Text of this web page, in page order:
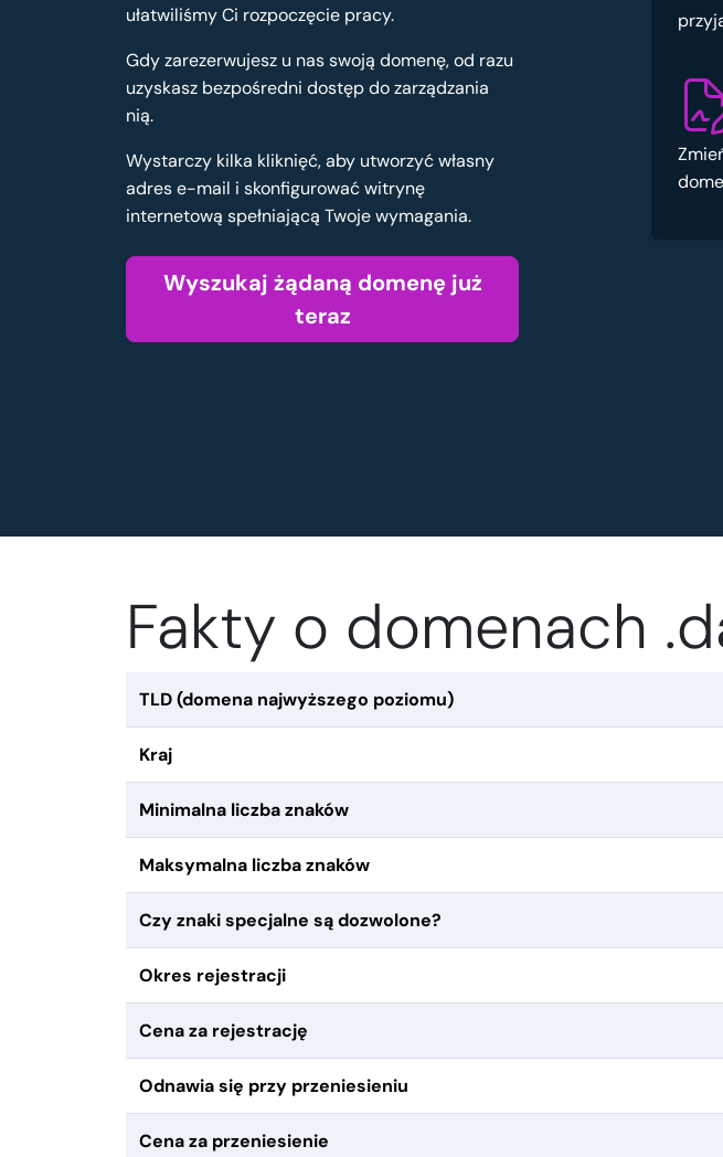
ułatwiliśmy Ci rozpoczęcie pracy.
Gdy zarezerwujesz u nas swoją domenę, od razu
uzyskasz bezpośredni dostęp do zarządzania
nią.
Wystarczy kilka kliknięć, aby utworzyć własny
adres e-mail i skonfigurować witrynę
internetową spełniającą Twoje wymagania.
Wyszukaj żądaną domenę już
teraz
Fakty o domenach
TLD (domena najwyższego poziomu)
Kraj
Minimalna liczba znaków
Maksymalna liczba znaków
Czy znaki specjalne są dozwolone?
Okres rejestracji
Cena za rejestrację
Odnawia się przy przeniesieniu
Cena za przeniesienie